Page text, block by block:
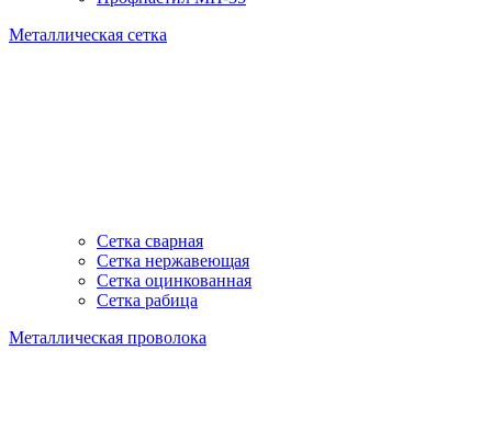
Металлическая сетка
Сетка сварная
Сетка нержавеющая
Сетка оцинкованная
Сетка рабица
Металлическая проволока